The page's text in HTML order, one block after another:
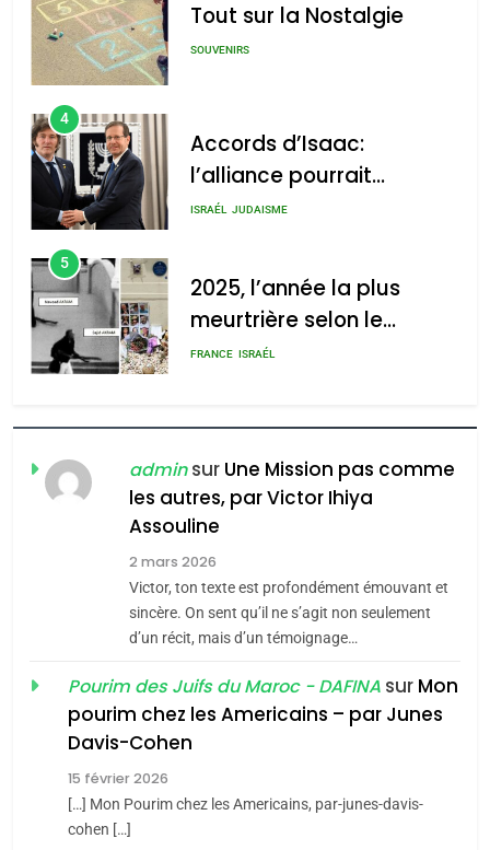
: Haim Zach /
GPO
2025, l’année la plus
meurtrière selon le rapport
l’antisémitisme
admin 0
Tout sur la Nostalgie
SOUVENIRS
4
Accords d’Isaac:
l’alliance pourrait
s’étendre à 13 pays
ISRAÉL JUDAISME
5
2025, l’année la plus
meurtrière selon le
rapport d’ADL contre
FRANCE ISRAÉL
FIÈRE, DIGNE ET RÉSILIENTE :
POURQUOI JE REVENDIQUE
MA JUDAÏTE par Thérèse
Zrihen-Dvir
ISRAÉL JUDAISME
CE QUI NOUS MANQUE –
Jacques Hadida
JUDAISME
Maroc : Les amandes de
Tafraout, le miel de Tadla
du terroir
adminsur Une Mission pas comme
les autres, par Victor Ihiya
Assouline
2 mars 2026
Victor, ton texte est profondément émouvant et
sincère. On sent qu’il ne s’agit non seulement
d’un récit, mais d’un témoignage…
Pourim des Juifs du Maroc - DAFINA sur Mon
pourim chez les Americains – par Junes
Davis-Cohen
15 février 2026
[…] Mon Pourim chez les Americains, par-junes-davis-
cohen […]